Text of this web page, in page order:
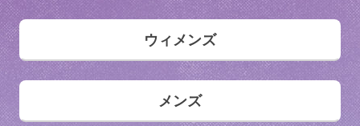
ウィメンズ
メンズ